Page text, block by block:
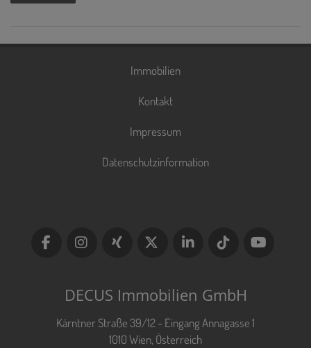
Immobilien
Kontakt
Impressum
Datenschutzinformation
DECUS Immobilien GmbH
Kärntner Straße 39/12 - Eingang Annagasse 1
1010 Wien, Österreich